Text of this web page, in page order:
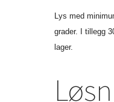
Lys med
grader. I tillegg
lager.